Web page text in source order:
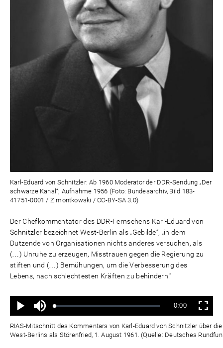
Karl-Eduard von Schnitzler: Ab 1960 Moderator der DDR-Sendung „Der
schwarze Kanal“; Aufnahme 1956 (Foto: Bundesarchiv, Bild 183-
41751-0001 / Zimontkowski / CC-BY-SA 3.0)
Der Chefkommentator des DDR-Fernsehens Karl-Eduard von
Schnitzler bezeichnet West-Berlin als „Gebilde“, „in dem
Dutzende von Organisationen nichts anderes versuchen, als
(…) Unruhe zu erzeugen, Misstrauen gegen die Regierung zu
stiften und (…) Bemühungen, um die Verbesserung des
Lebens, nach schlechtesten Kräften zu behindern.“
Wiedergabe
Ton
aus
Geladen:
Status:
Verbleibende
Zeit
-0:00 Vollbild
RIAS-Mitschnitt des Kommentars von Karl-Eduard von Schnitzler über
West-Berlins als Störenfried, 1. August 1961. (Quelle: Deutsches